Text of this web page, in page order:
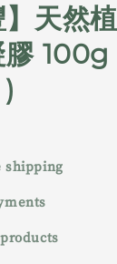
】天然
100g
shipping